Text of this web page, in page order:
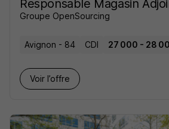
Responsable Magasin
Groupe OpenSourcing
Avignon - 84 CDI 27 000 - 28
Voir l’offre